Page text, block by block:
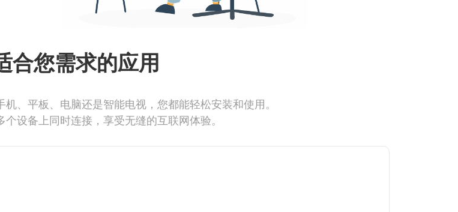
合您需求的应用
、平板、电脑还是智能电视，您都能轻松安装和使用。
设备上同时连接，享受无缝的互联网体验。